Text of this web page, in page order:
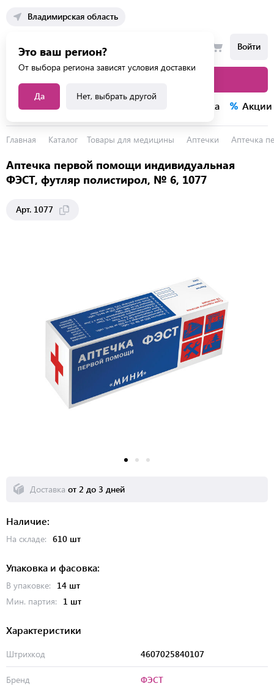
Владимирская область
Это ваш регион?
От выбора региона зависят условия доставки
Да Нет, выбрать другой
Войти
Каталог услуг Распродажа Акции
Главная Каталог Товары для медицины Аптечки Аптечка
Аптечка первой помощи индивидуальная
ФЭСТ, футляр полистирол, № 6, 1077
Арт. 1077
Наличие:
На складе: 610 шт
Упаковка и фасовка:
В упаковке:
14 шт
Мин. партия:
1 шт
Доставка от 2 до 3 дней
Характеристики
Штрихкод 4607025840107
Бренд ФЭСТ